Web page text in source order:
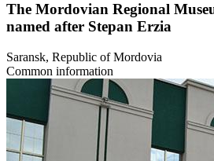
The Mordovian Regional
named after Stepan Erzia
Saransk, Republic of Mordovia
Common information